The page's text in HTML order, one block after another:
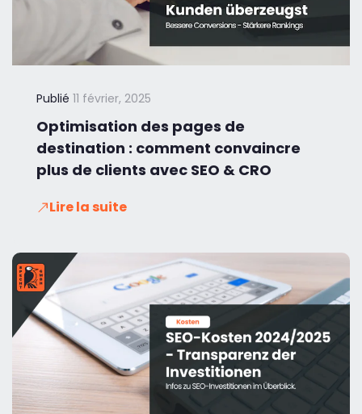
Publié 11 février, 2025
Optimisation des pages de
destination : comment convaincre
plus de clients avec SEO & CRO
Lire la suite